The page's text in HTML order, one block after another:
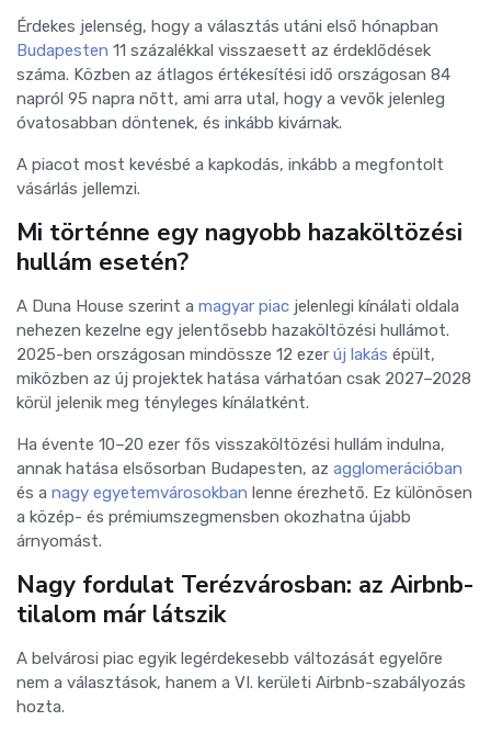
Érdekes jelenség, hogy a választás utáni első hónapban
Budapesten 11 százalékkal visszaesett az érdeklődések
száma. Közben az átlagos értékesítési idő országosan 84
napról 95 napra nőtt, ami arra utal, hogy a vevők jelenleg
óvatosabban döntenek, és inkább kivárnak.
A piacot most kevésbé a kapkodás, inkább a megfontolt
vásárlás jellemzi.
Mi történne egy nagyobb hazaköltözési
hullám esetén?
A Duna House szerint a magyar piac jelenlegi kínálati oldala
nehezen kezelne egy jelentősebb hazaköltözési hullámot.
2025-ben országosan mindössze 12 ezer új lakás épült,
miközben az új projektek hatása várhatóan csak 2027–2028
körül jelenik meg tényleges kínálatként.
Ha évente 10–20 ezer fős visszaköltözési hullám indulna,
annak hatása elsősorban Budapesten, az agglomerációban
és a nagy egyetemvárosokban lenne érezhető. Ez különösen
a közép- és prémiumszegmensben okozhatna újabb
árnyomást.
Nagy fordulat Terézvárosban: az Airbnb-
tilalom már látszik
A belvárosi piac egyik legérdekesebb változását egyelőre
nem a választások, hanem a VI. kerületi Airbnb-szabályozás
hozta.